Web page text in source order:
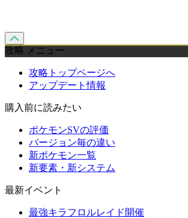
攻略 メニュー
攻略トップページへ
アップデート情報
購入前に読みたい
ポケモンSVの評価
バージョン毎の違い
新ポケモン一覧
新要素・新システム
最新イベント
最強キラフロルレイド開催